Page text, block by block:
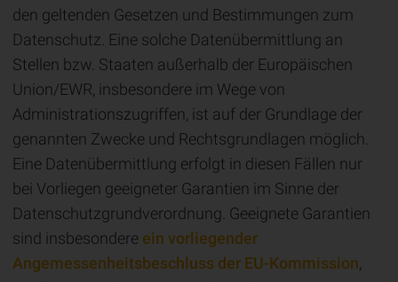
den geltenden Gesetzen und Bestimmungen zum
Datenschutz. Eine solche Datenübermittlung an
Stellen bzw. Staaten außerhalb der Europäischen
Union/EWR, insbesondere im Wege von
Administrationszugriffen, ist auf der Grundlage der
genannten Zwecke und Rechtsgrundlagen möglich.
Eine Datenübermittlung erfolgt in diesen Fällen nur
bei Vorliegen geeigneter Garantien im Sinne der
Datenschutzgrundverordnung. Geeignete Garantien
sind insbesondere ein vorliegender
Angemessenheitsbeschluss der EU-Kommission